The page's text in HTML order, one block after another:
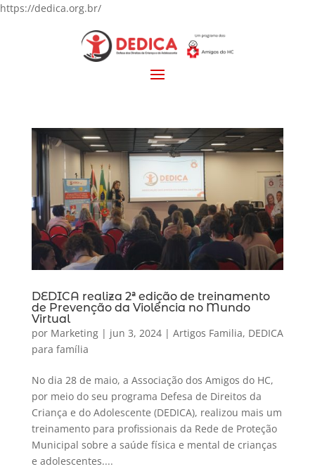
https://dedica.org.br/
DEDICA realiza 2ª edição de treinamento
de Prevenção da Violência no Mundo
Virtual
por Marketing| jun 3, 2024| Artigos Familia, DEDICA
para família
No dia 28 de maio, a Associação dos Amigos do HC,
por meio do seu programa Defesa de Direitos da
Criança e do Adolescente (DEDICA), realizou mais um
treinamento para profissionais da Rede de Proteção
Municipal sobre a saúde física e mental de crianças
e adolescentes....